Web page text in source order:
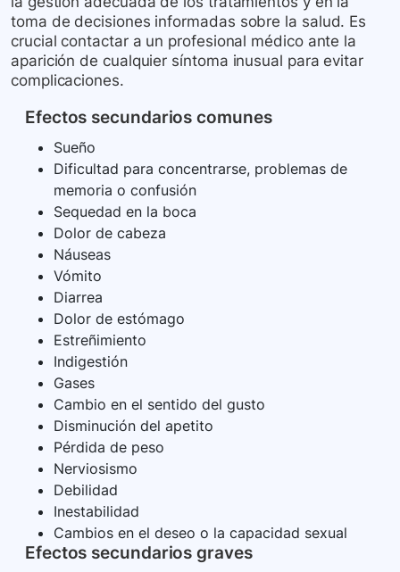
toma de decisiones informadas sobre la salud. Es
crucial contactar a un profesional médico ante la
aparición de cualquier síntoma inusual para evitar
complicaciones.
Efectos secundarios comunes
Sueño
Dificultad para concentrarse, problemas de
memoria o confusión
Sequedad en la boca
Dolor de cabeza
Náuseas
Vómito
Diarrea
Dolor de estómago
Estreñimiento
Indigestión
Gases
Cambio en el sentido del gusto
Disminución del apetito
Pérdida de peso
Nerviosismo
Debilidad
Inestabilidad
Cambios en el deseo o la capacidad sexual
Efectos secundarios graves